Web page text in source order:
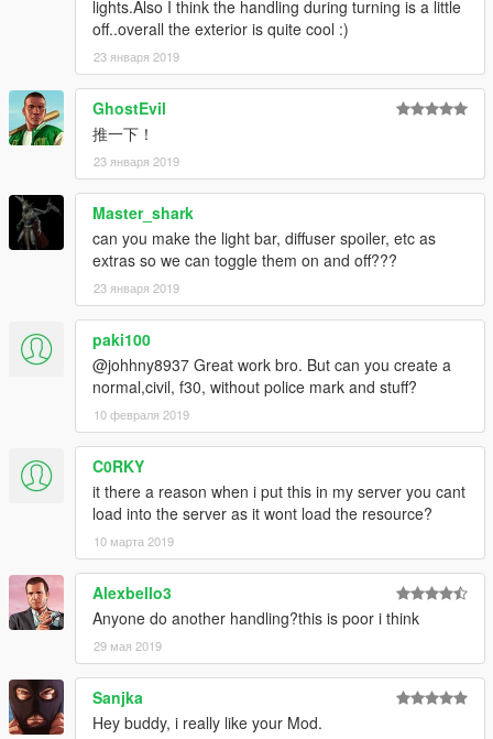
lights.Also I think the handling during turning is a little
off..overall the exterior is quite cool :)
23 января 2019
GhostEvil
推一下！
23 января 2019
Master_shark
can you make the light bar, diffuser spoiler, etc as
extras so we can toggle them on and off???
23 января 2019
paki100
@johhny8937 Great work bro. But can you create a
normal,civil, f30, without police mark and stuff?
10 февраля 2019
C0RKY
it there a reason when i put this in my server you cant
load into the server as it wont load the resource?
10 марта 2019
Alexbello3
Anyone do another handling?this is poor i think
29 мая 2019
Sanjka
Hey buddy, i really like your Mod.